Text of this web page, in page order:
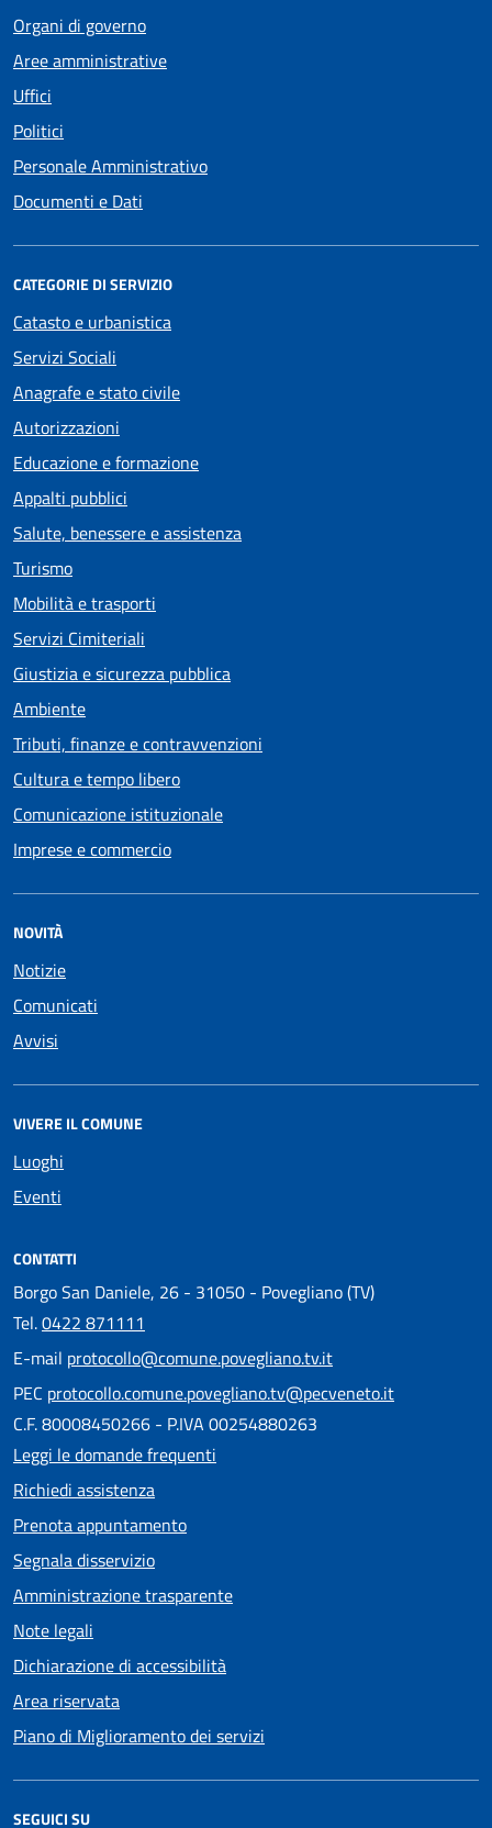
Organi di governo
Aree amministrative
Uffici
Politici
Personale Amministrativo
Documenti e Dati
CATEGORIE DI SERVIZIO
Catasto e urbanistica
Servizi Sociali
Anagrafe e stato civile
Autorizzazioni
Educazione e formazione
Appalti pubblici
Salute, benessere e assistenza
Turismo
Mobilità e trasporti
Servizi Cimiteriali
Giustizia e sicurezza pubblica
Ambiente
Tributi, finanze e contravvenzioni
Cultura e tempo libero
Comunicazione istituzionale
Imprese e commercio
NOVITÀ
Notizie
Comunicati
Avvisi
VIVERE IL COMUNE
Luoghi
Eventi
CONTATTI
Borgo San Daniele, 26 - 31050 - Povegliano (TV)
Tel.0422 871111
E-mail protocollo@comune.povegliano.tv.it
PEC protocollo.comune.povegliano.tv@pecveneto.it
C.F. 80008450266 - P.IVA 00254880263
Leggi le domande frequenti
Richiedi assistenza
Prenota appuntamento
Segnala disservizio
Amministrazione trasparente
Note legali
Dichiarazione di accessibilità
Area riservata
Piano di Miglioramento dei servizi
SEGUICI SU